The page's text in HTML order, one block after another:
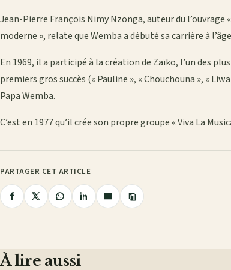
Jean-Pierre François Nimy Nzonga, auteur du
moderne », relate que Wemba a débuté sa carrière à
En 1969, il a participé à la création de Zaïko, l’un des
premiers gros succès (« Pauline », « Chouchouna », «
Papa Wemba.
C’est en 1977 qu’il crée son propre groupe « Viva La
PARTAGER CET ARTICLE
PartagerPartagerPartagerPartagerPartager
Copier
le
À lire aussi